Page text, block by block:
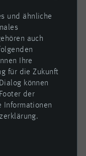
und ähnliche
auch
Ihre
für die Zukunft
können
der
Informationen